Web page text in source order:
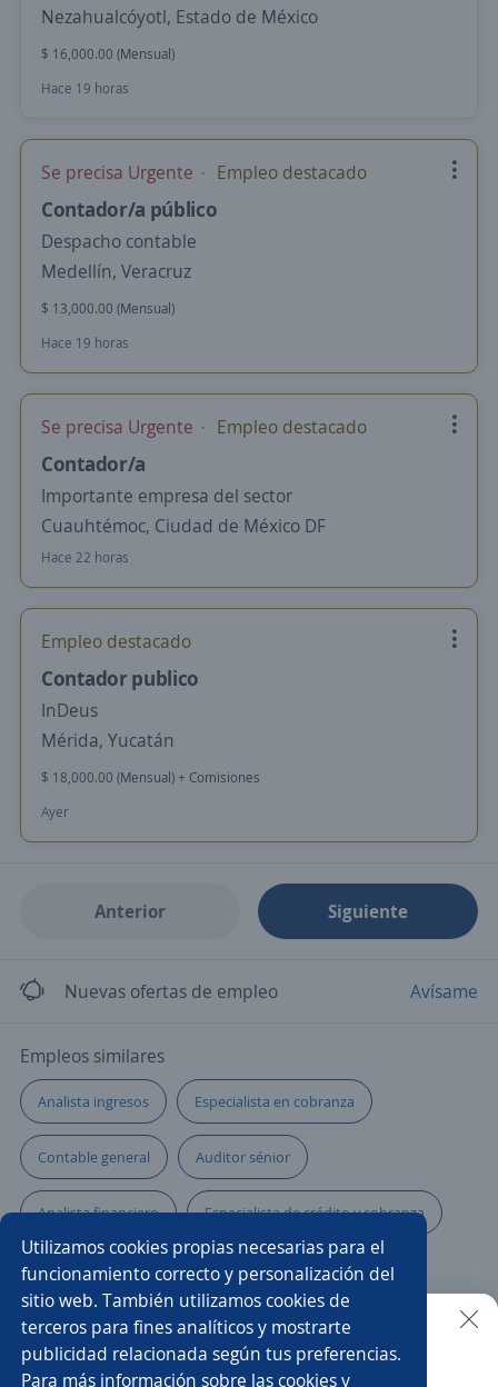
Utilizamos cookies propias necesarias para el
funcionamiento correcto y personalización del
sitio web. También utilizamos cookies de
terceros para fines analíticos y mostrarte
publicidad relacionada según tus preferencias.
Para más información sobre las cookies y
Nezahualcóyotl, Estado de México
$ 16,000.00 (Mensual)
Hace 19 horas
Se precisa Urgente Empleo destacado
Contador/a público
Despacho contable
Medellín, Veracruz
$ 13,000.00 (Mensual)
Hace 19 horas
Se precisa Urgente Empleo destacado
Contador/a
Importante empresa del sector
Cuauhtémoc, Ciudad de México DF
Hace 22 horas
Empleo destacado
Contador publico
InDeus
Mérida, Yucatán
$ 18,000.00 (Mensual) + Comisiones
Ayer
Anterior Siguiente
Nuevas ofertas de empleo Avísame
Empleos similares
Analista ingresos Especialista en cobranza
Contable general Auditor sénior
Analista financiero Especialista de crédito y cobranza
Gerente de administración y finanzas
Auxiliar cuentas por cobrar
Especialista de créditos por nómina Cobranza
Buscar es más fácil en la app